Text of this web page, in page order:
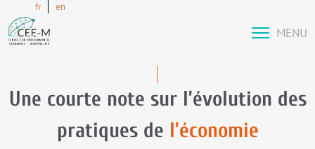
fr en
MENU
Une courte note sur l’évolution des
pratiques de l’économie